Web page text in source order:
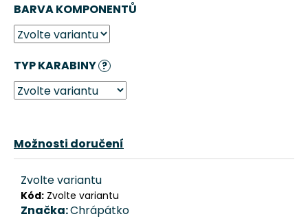
BARVA KOMPONENTŮ
TYP KARABINY ?
Možnosti doručení
Zvolte variantu
Kód: Zvolte variantu
Značka:Chrápátko
o
p
o
u
č
u
m
e
MULTIFUNKČNÍ
NEREZ